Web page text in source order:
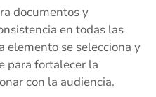
documentos y
en todas las
elemento se selecciona y
para fortalecer la
con la audiencia.